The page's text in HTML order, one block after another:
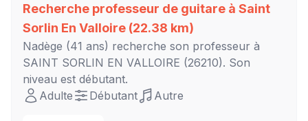
Recherche professeur de guitare à Saint
Sorlin En Valloire (22.38 km)
Nadège (41 ans) recherche son professeur à
SAINT SORLIN EN VALLOIRE (26210). Son
niveau est débutant.
Adulte
Débutant Autre